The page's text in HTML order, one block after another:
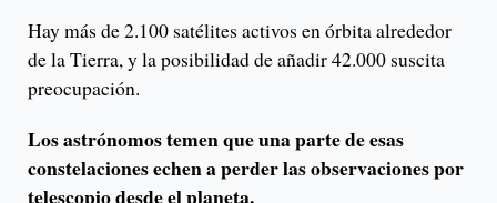
Hay más de 2.100 satélites activos en órbita alrededor
de la Tierra, y la posibilidad de añadir 42.000 suscita
preocupación.
Los astrónomos temen que una parte de esas
constelaciones echen a perder las observaciones por
telescopio desde el planeta.